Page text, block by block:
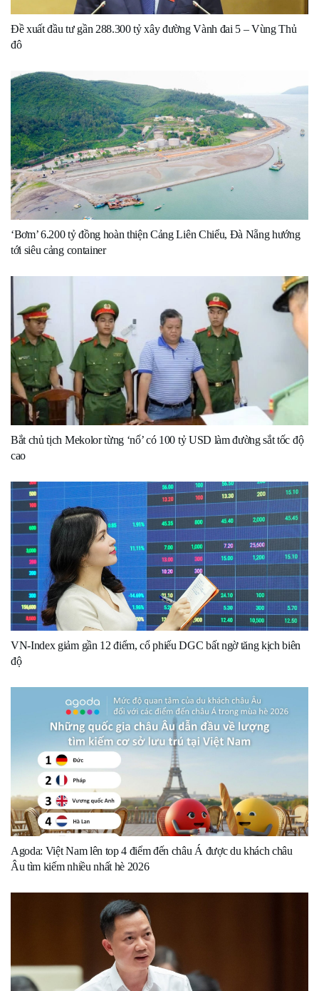
Đề xuất đầu tư gần 288.300 tỷ xây đường Vành đai 5 – Vùng Thủ
đô
‘Bơm’ 6.200 tỷ đồng hoàn thiện Cảng Liên Chiểu, Đà Nẵng hướng
tới siêu cảng container
Bắt chủ tịch Mekolor từng ‘nổ’ có 100 tỷ USD làm đường sắt tốc độ
cao
VN-Index giảm gần 12 điểm, cổ phiếu DGC bất ngờ tăng kịch biên
độ
Agoda: Việt Nam lên top 4 điểm đến châu Á được du khách châu
Âu tìm kiếm nhiều nhất hè 2026